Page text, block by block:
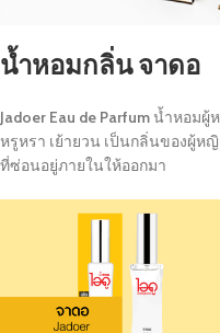
น้ำหอมกลิ่น จาดอ
Jadoer Eau de Parfumน้ำหอมผู้
หรูหรา เย้ายวน เป็นกลิ่นของผู้ห
ที่ซ่อนอยู่ภายในให้ออกมา